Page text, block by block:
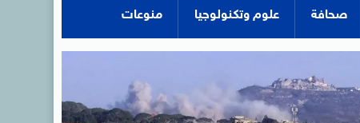
صحافة علوم وتكنولوجيا منوعات